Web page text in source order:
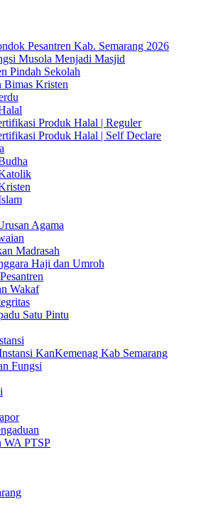
Pesantren Kab. Semarang 2026
Musola Menjadi Masjid
Pindah Sekolah
Bimas Kristen
Produk Halal | Reguler
Produk Halal | Self Declare
Agama
Madrasah
Haji dan Umroh
Wakaf
Satu Pintu
KanKemenag Kab Semarang
Fungsi
WA PTSP